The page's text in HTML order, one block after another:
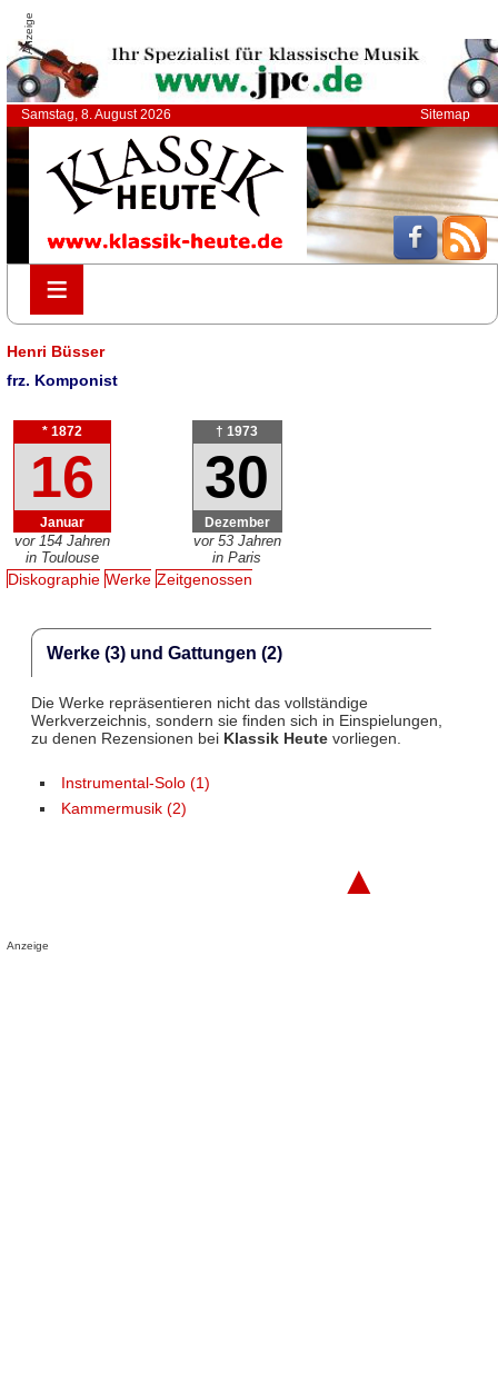
Anzeige
Samstag, 8. August 2026 Sitemap
≡
≡
Henri Büsser
frz. Komponist
* 1872
16
Januar
vor 154 Jahren
in Toulouse
† 1973
30
Dezember
vor 53 Jahren
in Paris
Diskographie Werke Zeitgenossen
Werke (3) und Gattungen (2)
Die Werke repräsentieren nicht das vollständige
Werkverzeichnis, sondern sie finden sich in Einspielungen,
zu denen Rezensionen bei Klassik Heutevorliegen.
Instrumental-Solo (1)
Kammermusik (2)
▲
Anzeige